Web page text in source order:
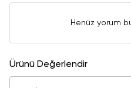
Henüz yorum
Ürünü Değerlendir